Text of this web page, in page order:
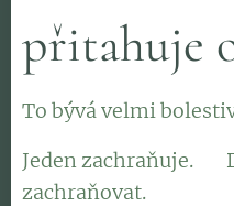
přitahuje
To bývá velmi
Jeden zachraňuje. 👉
zachraňovat.